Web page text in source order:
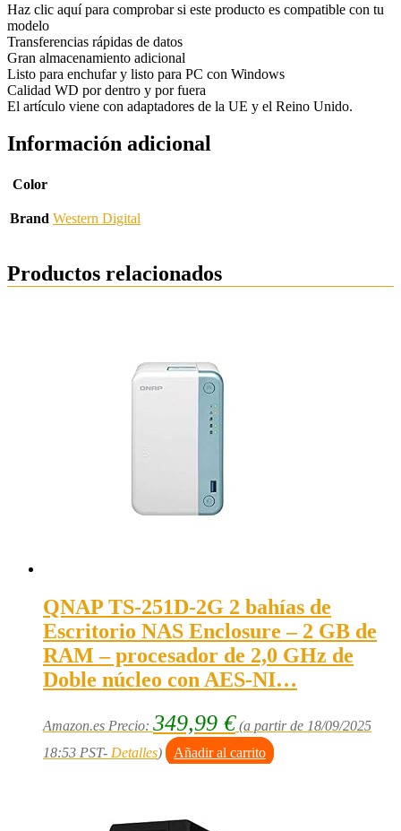
Haz clic aquí para comprobar si este producto es compatible con tu
modelo
Transferencias rápidas de datos
Gran almacenamiento adicional
Listo para enchufar y listo para PC con Windows
Calidad WD por dentro y por fuera
El artículo viene con adaptadores de la UE y el Reino Unido.
Información adicional
Color
Brand Western Digital
Productos relacionados
QNAP TS-251D-2G 2 bahías de
Escritorio NAS Enclosure – 2 GB de
RAM – procesador de 2,0 GHz de
Doble núcleo con AES-NI…
Amazon.es Precio: 349,99 € (a partir de 18/09/2025
18:53 PST- Detalles) Añadir al carrito